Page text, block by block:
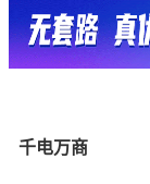
千电万商